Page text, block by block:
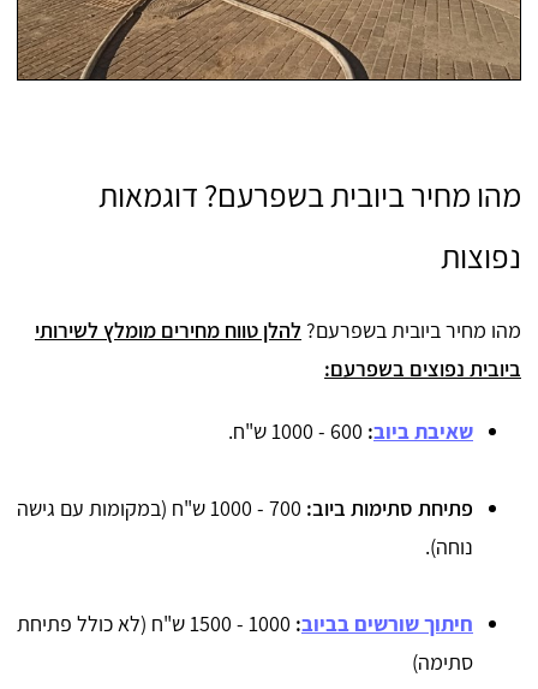
מהו מחיר ביובית בשפרעם? דוגמאות
נפוצות
מהו מחיר ביובית בשפרעם? להלן טווח מחירים מומלץ לשירותי
ביובית נפוצים בשפרעם:
שאיבת ביוב:
פתיחת סתימות ביוב:
700 - 1000 ש"ח (במקומות עם גישה
נוחה).
חיתוך שורשים בביוב:
1000 - 1500 ש"ח (לא כולל פתיחת
סתימה)